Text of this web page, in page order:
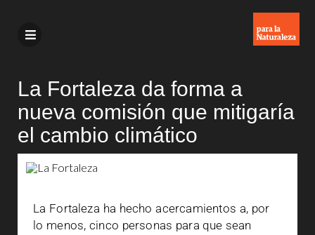
La Fortaleza da forma a
nueva comisión que mitigaría
el cambio climático
La Fortaleza ha hecho acercamientos a, por
lo menos, cinco personas para que sean